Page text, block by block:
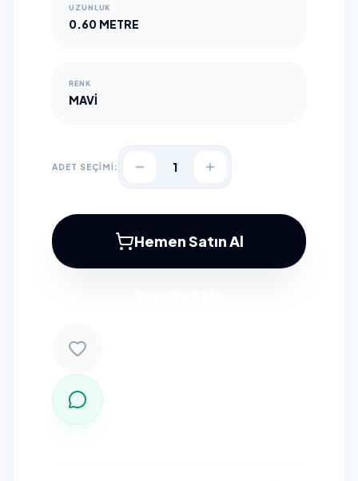
UZUNLUK
0.60 METRE
RENK
MAVI
ADET SEÇİMİ: 1
Hemen Satın Al